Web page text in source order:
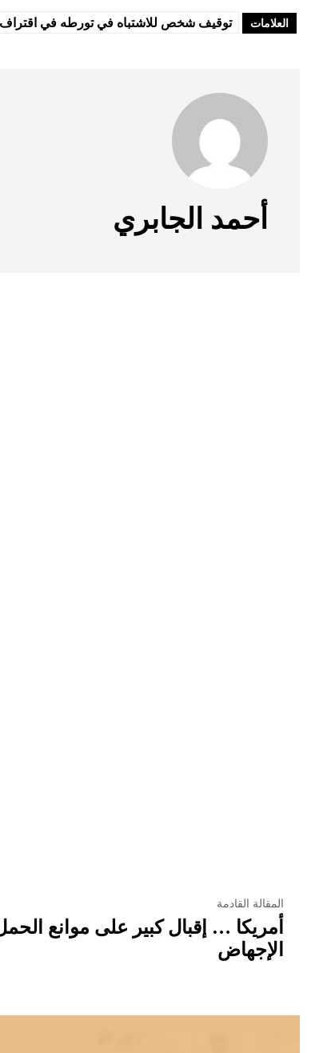
العلامات توقيف شخص للاشتباه في تورطه في اقتراف
أحمد الجابري
المقالة القادمة
أمريكا … إقبال كبير على موانع
الإجهاض